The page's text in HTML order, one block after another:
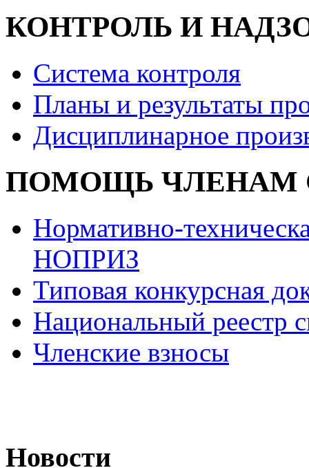
КОНТРОЛЬ И
Система контроля
Планы и результаты
Дисциплинарное
ПОМОЩЬ ЧЛЕНАМ
Нормативно-
НОПРИЗ
Типовая конкурсная
Национальный реестр
Членские взносы
Новости